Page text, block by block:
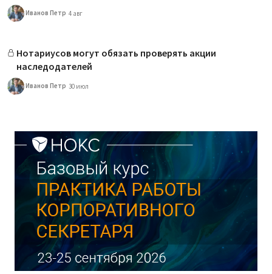
Иванов Петр 4 авг
Нотариусов могут обязать проверять акции
наследодателей
Иванов Петр 30 июл